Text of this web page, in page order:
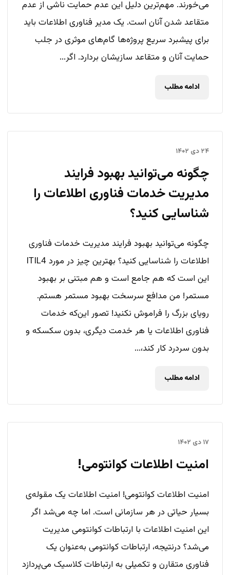
می‌خورند. مهم‌ترین دلیل این عدم حمایت ناشی از عدم
متقاعد شدن آنان است. یک مدیر فناوری اطلاعات باید
برای پیشبرد سریع پرو‌ژه‌ها گام‌های موثری در جلب
حمایت آنان و متقاعد سازیشان بردارد. اگر...
ادامه مطلب
۲۴ دی ۱۴۰۲
چگونه می‌توانید بهبود فرایند
مدیریت خدمات فناوری اطلاعات را
شناسایی کنید؟
چگونه می‌توانید بهبود فرایند مدیریت خدمات فناوری
اطلاعات را شناسایی کنید؟ بهترین چیز در مورد ITIL4
این است که هم جامع است و هم مبتنی بر بهبود
مستمر! من مدافع سرسخت بهبود مستمر هستم.
رویای بزرگ را فراموش نکنید! تصور این‌که خدمات
فناوری اطلاعات یا هر خدمت دیگری، بدون سکسکه و
بدون سردرد کار کند،...
ادامه مطلب
۱۷ دی ۱۴۰۲
امنیت اطلاعات کوانتومی!
امنیت اطلاعات کوانتومی! امنیت اطلاعات یک مقوله‌ی
بسیار حیاتی در هر سازمانی است. اما چه می‌شد اگر
این امنیت اطلاعات با ارتباطات کوانتومی مدیریت
می‌شد؟ درنتیجه، ارتباطات کوانتومی به‌عنوان یک
فناوری متقارن و تکمیلی به ارتباطات کلاسیک می‌پردازد